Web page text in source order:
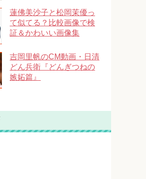
蓮佛美沙子と松岡茉優っ
て似てる？比較画像で検
証＆かわいい画像集
吉岡里帆のCM動画・日清
どん兵衛『どんぎつねの
嫉妬篇』